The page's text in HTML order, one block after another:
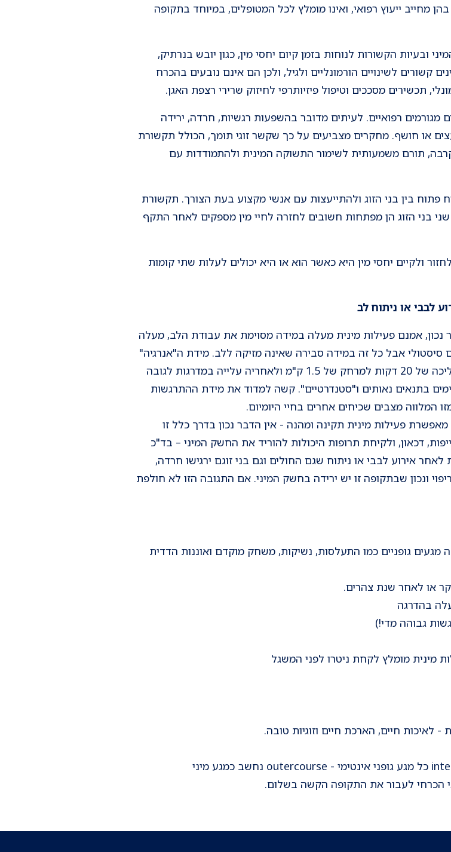
מחייב ייעוץ רפואי, ואינו מומלץ לכל המטופלים, במיוחד בתקופה
ובעיות הקשורות לנוחות בזמן קיום יחסי מין, כגון יובש בנרתיק,
קשורים לשינויים הורמונליים ולגיל, ולכן הם אינם נובעים בהכרח
תכשירים מסככים וטיפול פיזיותרפי לחיזוק שרירי רצפת האגן.
מגורמים רפואיים. לעיתים מדובר בהשפעות רגשיות, חרדה, ירידה
או חושף. מחקרים מצביעים על כך שקשר זוגי תומך, הכולל תקשורת
תורם משמעותית לשימור התשוקה המינית ולהתמודדות עם
בין בני הזוג ולהתייעצות עם אנשי מקצוע בעת הצורך. תקשורת
בני הזוג הן מפתחות חשובים לחזרה לחיי מין מספקים לאחר התקף
ולקיים יחסי מין היא כאשר הוא או היא יכולים לעלות שתי קומות
לבבי או ניתוח לב
נכון, אמנם פעילות מינית מעלה במידה מסוימת את עבודת הלב, מעלה
אבל כל זה במידה סבירה שאינה מזיקה ללב. מידת ה"אנרגיה"
המושקעת בה אינה עולה על זו המושקעת בהליכה של 20 דקות למרחק של 1.5 ק"מ ולאחריה עלייה במדרגות לגובה
בתנאים נאותים ו"סטנדרטיים". קשה למדוד את מידת ההתרגשות
המלווה מצבים שכיחים אחרים בחיי היומיום.
פעילות מינית תקינה ומהנה - אין הדבר נכון בדרך כלל זו
דכאון, ולקיחת תרופות היכולות להוריד את החשק המיני – בד"כ
אירוע לבבי או ניתוח שגם החולים וגם בני זוגם ירגישו חרדה,
ונכון שבתקופה זו יש ירידה בחשק המיני. אם התגובה הזו לא חולפת
גופניים כמו התעלסות, נשיקות, משחק מוקדם ואוננות הדדית
או לאחר שנת צהרים.
בהדרגה
גבוהה מדי!)
מינית מומלץ לקחת ניטרו לפני המשגל
לאיכות חיים, הארכת חיים וזוגיות טובה.
הכרחי לעבור את התקופה הקשה בשלום.